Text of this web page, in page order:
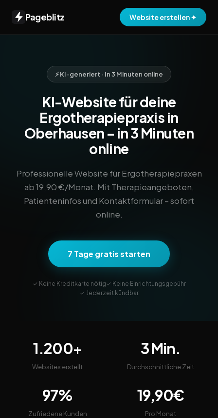
Pageblitz Website erstellen ✦
⚡ KI-generiert · In 3 Minuten online
KI-Website für deine
Ergotherapiepraxis in
Oberhausen – in 3 Minuten
online
Professionelle Website für Ergotherapiepraxen
ab 19,90 €/Monat. Mit Therapieangeboten,
Patienteninfos und Kontaktformular – sofort
online.
7 Tage gratis starten
✓ Keine Kreditkarte nötig✓ Keine Einrichtungsgebühr
✓ Jederzeit kündbar
1.200+
Websites erstellt
3 Min.
Durchschnittliche Zeit
97%
Zufriedene Kunden
19,90€
Pro Monat